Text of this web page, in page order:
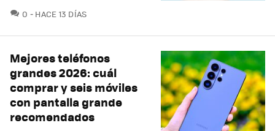
0 COMENTARIOS
HACE 13 DÍAS
Mejores teléfonos
grandes 2026: cuál
comprar y seis móviles
con pantalla grande
recomendados